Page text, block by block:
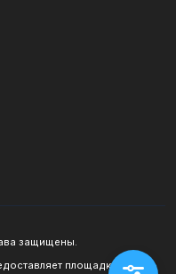
защищены.
площадку для